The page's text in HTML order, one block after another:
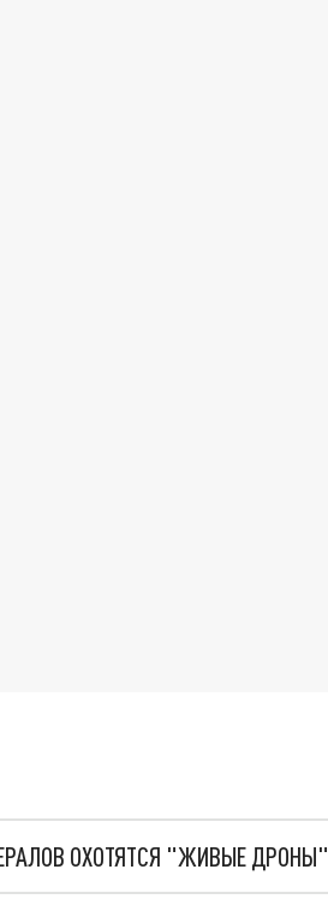
ОХОТЯТСЯ "ЖИВЫЕ ДРОНЫ"